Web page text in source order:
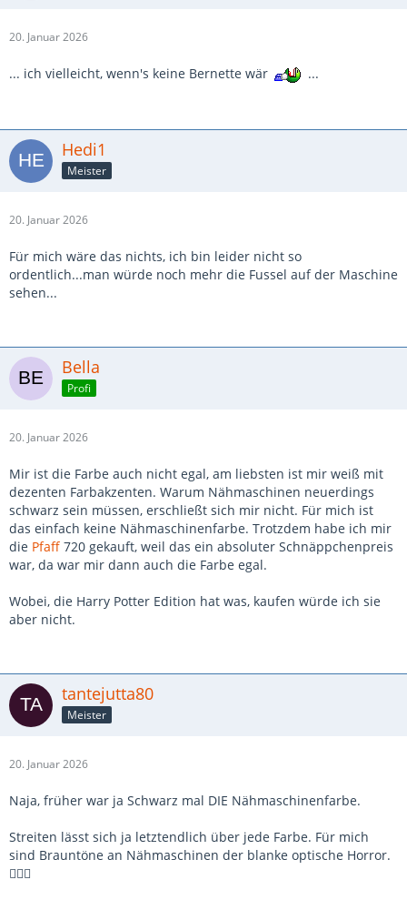
20. Januar 2026
... ich vielleicht, wenn's keine Bernette wär ...
Hedi1
Meister
20. Januar 2026
Für mich wäre das nichts, ich bin leider nicht so
ordentlich...man würde noch mehr die Fussel auf der Maschine
sehen...
Bella
Profi
20. Januar 2026
Mir ist die Farbe auch nicht egal, am liebsten ist mir weiß mit
dezenten Farbakzenten. Warum Nähmaschinen neuerdings
schwarz sein müssen, erschließt sich mir nicht. Für mich ist
das einfach keine Nähmaschinenfarbe. Trotzdem habe ich mir
die Pfaff 720 gekauft, weil das ein absoluter Schnäppchenpreis
war, da war mir dann auch die Farbe egal.
Wobei, die Harry Potter Edition hat was, kaufen würde ich sie
aber nicht.
tantejutta80
Meister
20. Januar 2026
Naja, früher war ja Schwarz mal DIE Nähmaschinenfarbe.
Streiten lässt sich ja letztendlich über jede Farbe. Für mich
sind Brauntöne an Nähmaschinen der blanke optische Horror.
🤷🏼‍♀️